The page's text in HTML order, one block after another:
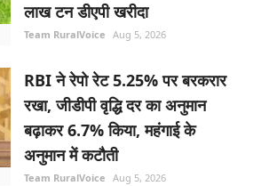
लाख टन डीएपी खरीदा
Team RuralVoice Aug 5, 2026
RBI ने रेपो रेट 5.25% पर बरकरार
रखा, जीडीपी वृद्धि दर का अनुमान
बढ़ाकर 6.7% किया, महंगाई के
अनुमान में कटौती
Team RuralVoice Aug 5, 2026